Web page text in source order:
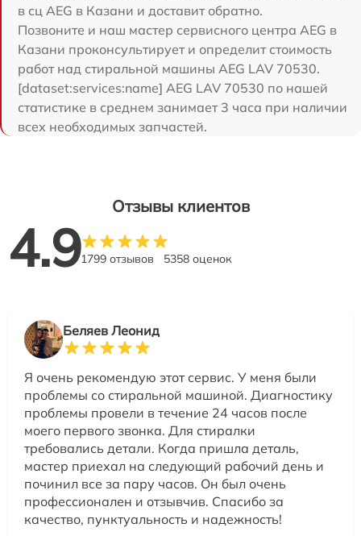
в сц AEG в Казани и доставит обратно.
Позвоните и наш мастер сервисного центра AEG в
Казани проконсультирует и определит стоимость
работ над стиральной машины AEG LAV 70530.
[dataset:services:name] AEG LAV 70530 по нашей
статистике в среднем занимает 3 часа при наличии
всех необходимых запчастей.
Отзывы клиентов
4.91799 отзывов 5358 оценок
Беляев Леонид
Я очень рекомендую этот сервис. У меня были
проблемы со стиральной машиной. Диагностику
проблемы провели в течение 24 часов после
моего первого звонка. Для стиралки
требовались детали. Когда пришла деталь,
мастер приехал на следующий рабочий день и
починил все за пару часов. Он был очень
профессионален и отзывчив. Спасибо за
качество, пунктуальность и надежность!